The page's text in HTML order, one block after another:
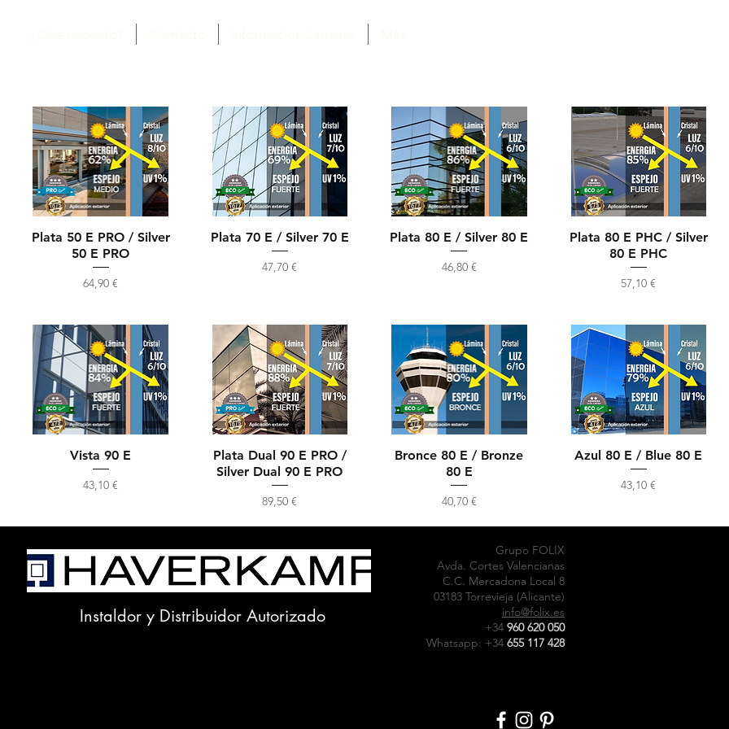
Plata 50 E PRO / Silver
50 E PRO
Precio
64,90 €
Plata 70 E / Silver 70 E
Precio
47,70 €
Plata 80 E / Silver 80 E
Precio
46,80 €
Plata 80 E PHC / Silver
80 E PHC
Precio
57,10 €
Vista 90 E
Precio
43,10 €
Plata Dual 90 E PRO /
Silver Dual 90 E PRO
Precio
89,50 €
Bronce 80 E / Bronze
80 E
Precio
40,70 €
Azul 80 E / Blue 80 E
Precio
43,10 €
Instaldor y Distribuidor Autorizado
Grupo FOLIX
Avda. Cortes Valencianas
C.C. Mercadona Local 8
03183 Torrevieja (Alicante)
info@folix.es
+34 960 620 050
Whatsapp: +34 655 117 428